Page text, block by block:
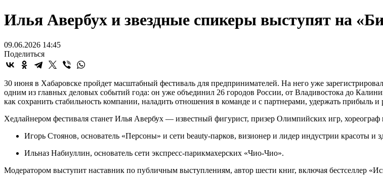
Илья Авербух и звездные спикеры выступят на
09.06.2026 14:45
Поделиться
30 июня в Хабаровске пройдет масштабный фестиваль для предпринимателей. На него уже
одним из главных деловых событий года: он уже объединил 26 городов России, от Владивостока до
как сохранить стабильность компании, наладить отношения в команде и с партнерами, удержать прибыль
Хедлайнером фестиваля станет Илья Авербух — известный фигурист, призер Олимпийских игр,
Игорь Стоянов, основатель «Персоны» и сети beauty-парков, визионер и лидер индустрии красоты и
Ильназ Набиуллин, основатель сети экспресс-парикмахерских «Чио-Чио».
Модератором выступит наставник по публичным выступлениям, автор шести книг, включая бестселлер